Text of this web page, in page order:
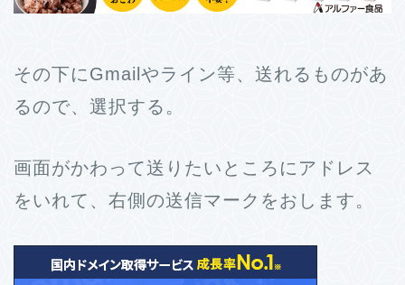
その下にGmailやライン等、送れるものがあ
るので、選択する。
画面がかわって送りたいところにアドレス
をいれて、右側の送信マークをおします。